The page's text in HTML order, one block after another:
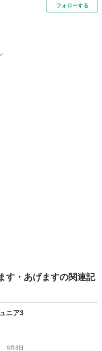
フォローする
す・あげますの関連記
ニア3
8月8日